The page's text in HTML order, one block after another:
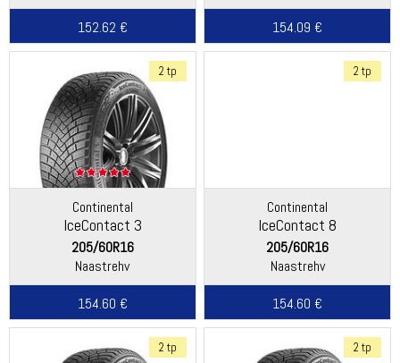
152.62 €
154.09 €
2 tp
Continental
IceContact 3
205/60R16
Naastrehv
154.60 €
2 tp
Continental
IceContact 8
205/60R16
Naastrehv
154.60 €
2 tp 2 tp